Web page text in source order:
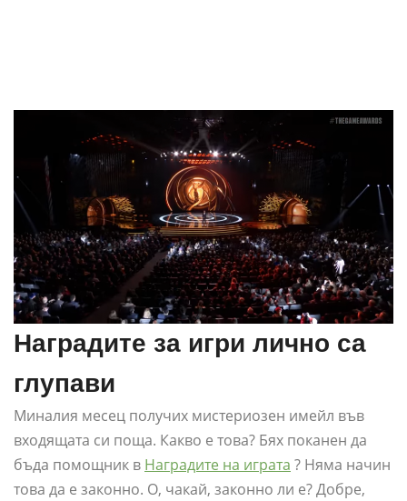
Наградите за игри лично са
глупави
Миналия месец получих мистериозен имейл във
входящата си поща. Какво е това? Бях поканен да
бъда помощник в Наградите на играта ? Няма начин
това да е законно. О, чакай, законно ли е? Добре,